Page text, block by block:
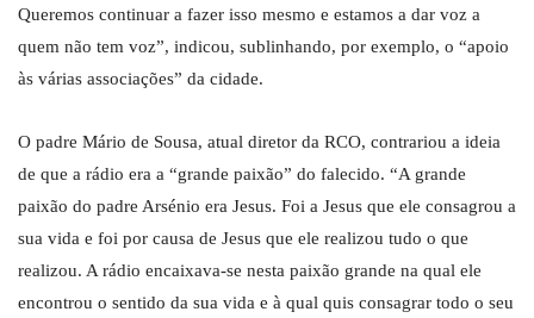
Queremos continuar a fazer isso mesmo e estamos a dar voz a
quem não tem voz”, indicou, sublinhando, por exemplo, o “apoio
às várias associações” da cidade.
O padre Mário de Sousa, atual diretor da RCO, contrariou a ideia
de que a rádio era a “grande paixão” do falecido. “A grande
paixão do padre Arsénio era Jesus. Foi a Jesus que ele consagrou a
sua vida e foi por causa de Jesus que ele realizou tudo o que
realizou. A rádio encaixava-se nesta paixão grande na qual ele
encontrou o sentido da sua vida e à qual quis consagrar todo o seu